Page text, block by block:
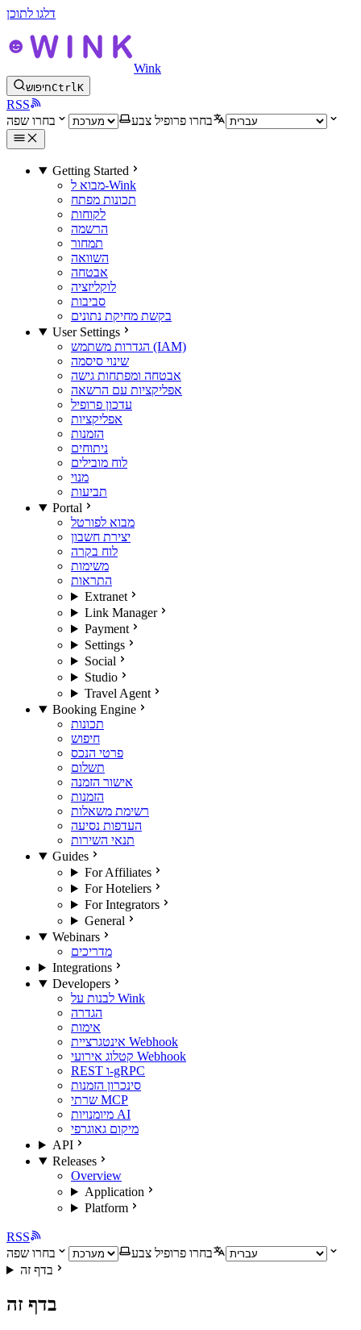
דלגו לתוכן
Wink
חיפושCtrlK
RSS
בחרו פרופיל צבע
בחרו שפה
Getting Started
מבוא ל-Wink
תכונות מפתח
לקוחות
הרשמה
תמחור
השוואה
אבטחה
לוקליזציה
סביבות
בקשת מחיקת נתונים
User Settings
הגדרות משתמש (IAM)
שינוי סיסמה
אבטחה ומפתחות גישה
אפליקציות עם הרשאה
עדכון פרופיל
אפליקציות
הזמנות
ניתוחים
לוח מובילים
מנוי
תביעות
Portal
מבוא לפורטל
יצירת חשבון
לוח בקרה
משימות
התראות
Extranet
Link Manager
Payment
Settings
Social
Studio
Travel Agent
Booking Engine
תכונות
חיפוש
פרטי הנכס
תשלום
אישור הזמנה
הזמנות
רשימת משאלות
העדפות נסיעה
תנאי השירות
Guides
For Affiliates
For Hoteliers
For Integrators
General
Webinars
מדריכים
Integrations
Developers
לבנות על Wink
הגדרה
אימות
אינטגרציית Webhook
קטלוג אירועי Webhook
REST ו-gRPC
סינכרון הזמנות
שרתי MCP
מיומנויות AI
מיקום גאוגרפי
API
Releases
Overview
Application
Platform
RSS
בחרו פרופיל צבע
בחרו שפה
בדף זה
בדף זה